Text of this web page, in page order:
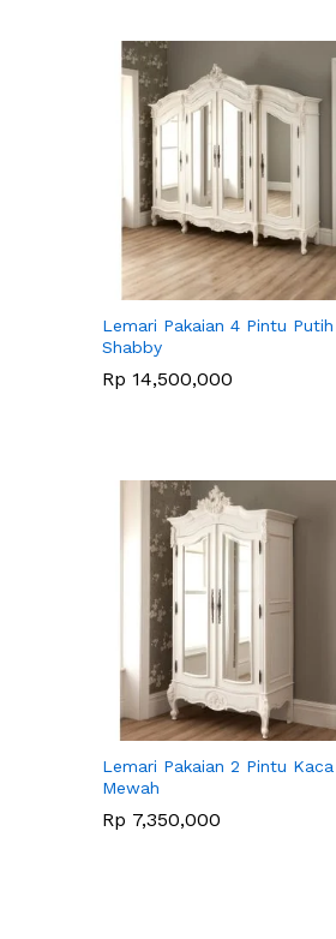
Lemari Pakaian 4 Pintu Putih
Shabby
Rp 14,500,000
Rp 14,500,000
Lemari Pakaian 2 Pintu Kaca
Mewah
Rp 7,350,000
Rp 7,350,000